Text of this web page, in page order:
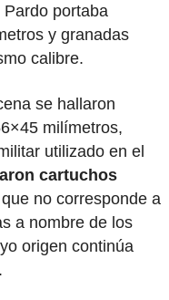
portaba
y granadas
calibre.
se hallaron
milímetros,
utilizado en el
cartuchos
no corresponde a
a nombre de los
origen continúa